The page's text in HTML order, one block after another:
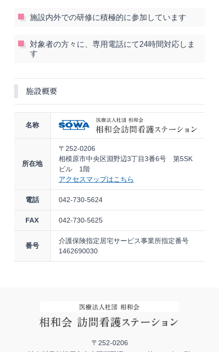
施設内外での研修に積極的に参加しています
対象者の方々に、専用電話にて24時間対応しま
す
施設概要
名称
所在地
〒252-0206
相模原市中央区淵野辺3丁目3番6号 第5SK
ビル 1階
アクセスマップはこちら
電話 042-730-5624
FAX 042-730-5625
番号
介護保険指定居宅サービス事業所指定番号
1462690030
〒252-0206